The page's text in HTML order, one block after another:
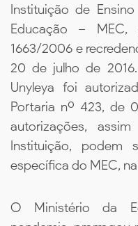
Instituição de
Educação –
1663/2006 e
20 de julho de
Unyleya foi
Portaria nº 423, de
autorizações,
Instituição, podem
específica do MEC,
O Ministério da